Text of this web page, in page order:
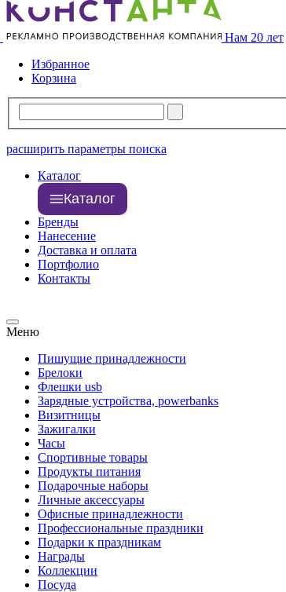
Нам 20 лет
Избранное
Корзина
расширить параметры поиска
Каталог
Каталог
Бренды
Нанесение
Доставка и оплата
Портфолио
Контакты
Меню
Пишущие принадлежности
Брелоки
Флешки usb
Зарядные устройства, powerbanks
Визитницы
Зажигалки
Часы
Спортивные товары
Продукты питания
Подарочные наборы
Личные аксессуары
Офисные принадлежности
Профессиональные праздники
Подарки к праздникам
Награды
Коллекции
Посуда